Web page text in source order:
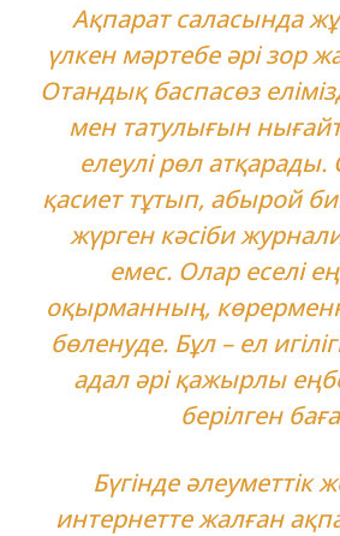
Ақпарат саласында
үлкен мәртебе әрі зор
Отандық баспасөз
мен татулығын
елеулі рөл атқарады.
қасиет тұтып, абырой
жүрген кәсіби
емес. Олар еселі
оқырманның,
бөленуде. Бұл – ел
адал әрі қажырлы
берілген
Бүгінде әлеуметтік
интернетте жалған